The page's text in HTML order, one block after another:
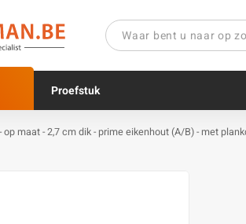
Proefstuk
op maat - 2,7 cm dik - prime eikenhout (A/B) - met